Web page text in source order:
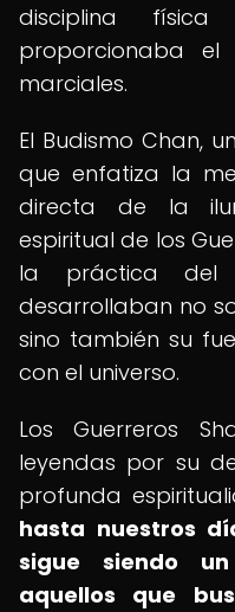
disciplina
proporcionaba el
marciales.
El Budismo Chan,
que enfatiza la
directa de la
espiritual de los
la práctica del
desarrollaban no
sino también su
con el universo.
Los Guerreros
leyendas por su
profunda
hasta nuestros
sigue siendo
aquellos que